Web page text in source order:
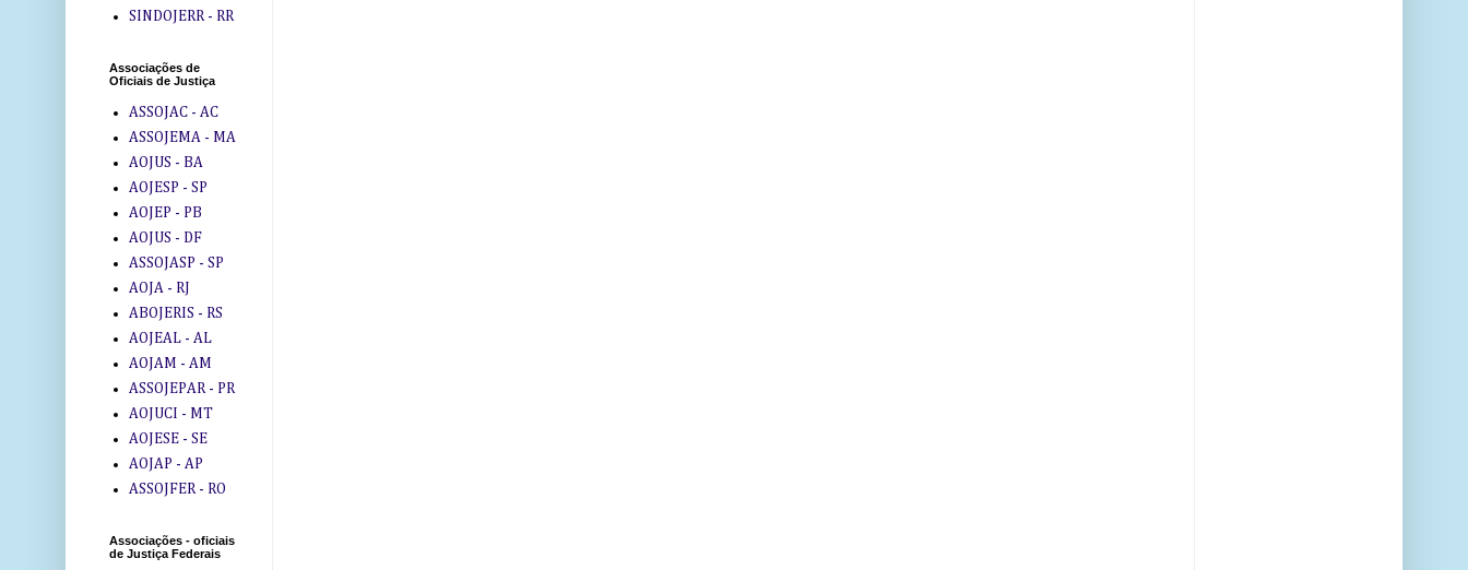
SINDOJERR - RR
Associações de
Oficiais de Justiça
ASSOJAC - AC
ASSOJEMA - MA
AOJUS - BA
AOJESP - SP
AOJEP - PB
AOJUS - DF
ASSOJASP - SP
AOJA - RJ
ABOJERIS - RS
AOJEAL - AL
AOJAM - AM
ASSOJEPAR - PR
AOJUCI - MT
AOJESE - SE
AOJAP - AP
ASSOJFER - RO
Associações - oficiais
de Justiça Federais